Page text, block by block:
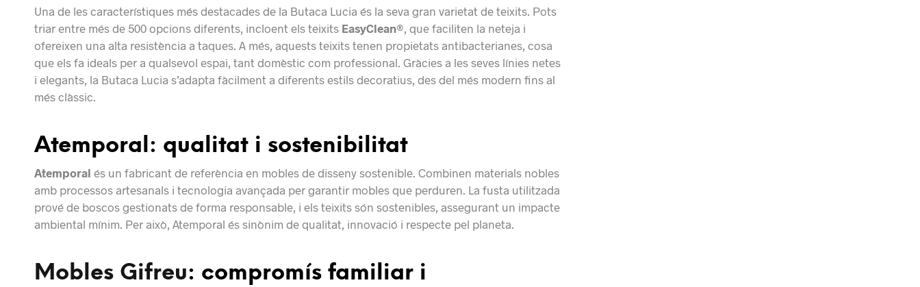
Una de les característiques més destacades de la Butaca Lucia és la seva gran varietat de teixits. Pots
triar entre més de 500 opcions diferents, incloent els teixits EasyClean®, que faciliten la neteja i
ofereixen una alta resistència a taques. A més, aquests teixits tenen propietats antibacterianes, cosa
que els fa ideals per a qualsevol espai, tant domèstic com professional. Gràcies a les seves línies netes
i elegants, la Butaca Lucia s’adapta fàcilment a diferents estils decoratius, des del més modern fins al
més clàssic.
Atemporal: qualitat i sostenibilitat
Atemporal és un fabricant de referència en mobles de disseny sostenible. Combinen materials nobles
amb processos artesanals i tecnologia avançada per garantir mobles que perduren. La fusta utilitzada
prové de boscos gestionats de forma responsable, i els teixits són sostenibles, assegurant un impacte
ambiental mínim. Per això, Atemporal és sinònim de qualitat, innovació i respecte pel planeta.
Mobles Gifreu: compromís familiar i